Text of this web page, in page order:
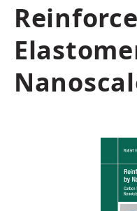
Bildergalerie